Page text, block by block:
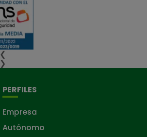
❮
❯
PERFILES
Empresa
Autónomo